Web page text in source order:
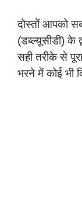
दोस्तों आपको
(डब्ल्यूसीडी) के
सही तरीके से
भरने में कोई भी